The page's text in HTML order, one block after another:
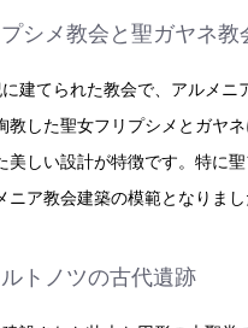
シメ教会と聖ガヤネ教
建てられた教会で、アルメニ
教した聖女フリプシメとガヤネ
美しい設計が特徴です。特に聖
ニア教会建築の模範となりまし
トノツの古代遺跡